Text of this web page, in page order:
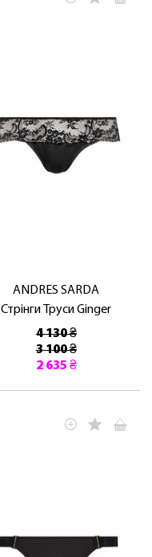
ANDRES SARDA
Стрінги Труси Ginger
4 130 ₴
3 100 ₴
2 635 ₴